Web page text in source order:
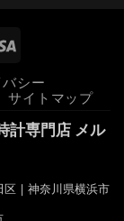
Visa
シー
サイトマップ
計専門店 メル
| 神奈川県横浜市